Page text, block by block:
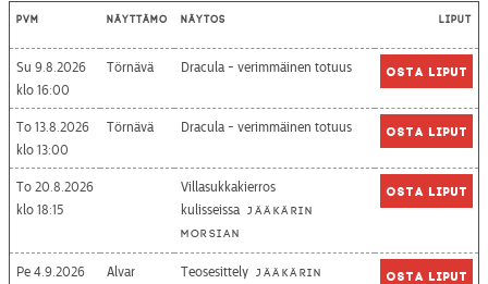
Pvm Näyttämö Näytös Liput
Su 9.8.2026
16:00
Törnävä Dracula - verimmäinen totuus Osta liput
To 13.8.2026
13:00
Törnävä Dracula - verimmäinen totuus Osta liput
To 20.8.2026
18:15
Villasukkakierros
kulisseissa Jääkärin
morsian
Osta liput
Pe 4.9.2026
Alvar Teosesittely Jääkärin
Osta liput